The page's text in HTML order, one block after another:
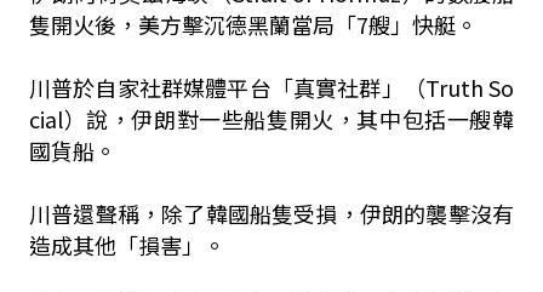
隻開火後，美方擊沉德黑蘭當局「7艘」快艇。
川普於自家社群媒體平台「真實社群」（Truth So
cial）說，伊朗對一些船隻開火，其中包括一艘韓
國貨船。
川普還聲稱，除了韓國船隻受損，伊朗的襲擊沒有
造成其他「損害」。